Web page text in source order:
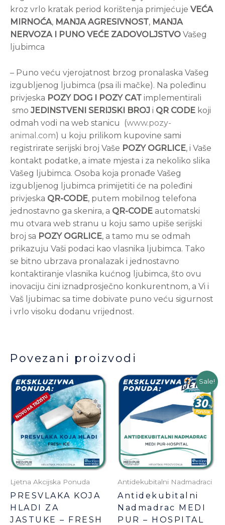
kroz vrlo kratak period korištenja primjećuje VEĆA
MIRNOĆA, MANJA AGRESIVNOST, MANJA
NERVOZA I PUNO VEĆE ZADOVOLJSTVO Vašeg
ljubimca
– Puno veću vjerojatnost brzog pronalaska Vašeg
izgubljenog ljubimca (psa ili mačke). Na poleđinu
privjeska POZY DOG I POZY CAT implementirali
smo JEDINSTVENI SERIJSKI BROJ i QR CODE koji
odmah vodi na web stanicu (www.pozy-
animal.com) u koju prilikom kupovine sami
registrirate serijski broj Vaše POZY OGRLICE, i Vaše
kontakt podatke, a imate mjesta i za nekoliko slika
Vašeg ljubimca. Osoba koja pronađe Vašeg
izgubljenog ljubimca primijetiti će na poleđini
privjeska QR-CODE, putem mobilnog telefona
jednostavno ga skenira, a QR-CODE automatski
mu otvara web stranu u koju samo upiše serijski
broj sa POZY OGRLICE, a tamo mu se odmah
prikazuju Vaši podaci kao vlasnika ljubimca. Tako
se bitno ubrzava pronalazak i jednostavno
kontaktiranje vlasnika kućnog ljubimca, što ovu
inovaciju čini iznadprosječno konkurentnom, a Vi i
Vaš ljubimac sa time dobivate puno veću sigurnost
i vrlo visoku dodanu vrijednost.
Povezani proizvodi
Ljetna Akcijska Ponuda
PRESVLAKA KOJA
HLADI ZA
JASTUKE – FRESH
Ovaj
proizvod
mogu
odabrati
stranici
proizvoda
Sale!
Antidekubitalni Nadmadraci
Antidekubitalni
Nadmadrac MEDI
PUR – HOSPITAL